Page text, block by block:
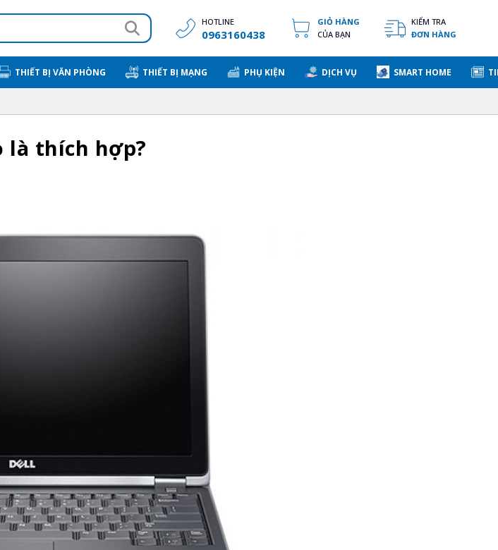
HOTLINE
0963160438
GIỎ HÀNG
CỦA BẠN
KIỂM TRA
ĐƠN HÀNG
THIẾT BỊ VĂN PHÒNG THIẾT BỊ MẠNG PHỤ KIỆN DỊCH VỤ SMART HOME
là thích hợp?